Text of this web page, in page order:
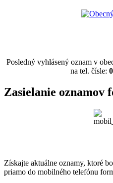
Posledný vyhlásený oznam v
na tel. čísle:
Zasielanie oznamov
Získajte aktuálne oznamy, ktoré
priamo do mobilného telefónu